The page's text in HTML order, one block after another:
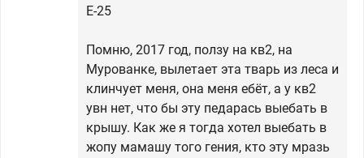
Е-25
Помню, 2017 год, ползу на кв2, на
Мурованке, вылетает эта тварь из леса и
клинчует меня, она меня ебёт, а у кв2
увн нет, что бы эту педарась выебать в
крышу. Как же я тогда хотел выебать в
жопу мамашу того гения, кто эту мразь